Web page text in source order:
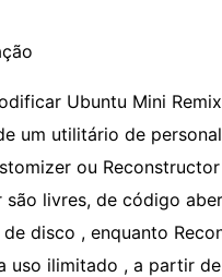
Ubuntu Mini
um utilitário de
ou
são livres, de código
disco , enquanto
uso ilimitado , a partir